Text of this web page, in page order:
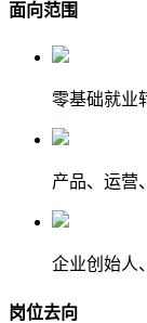
面向范围
零基础就业
产品、运营
企业创始人
岗位去向